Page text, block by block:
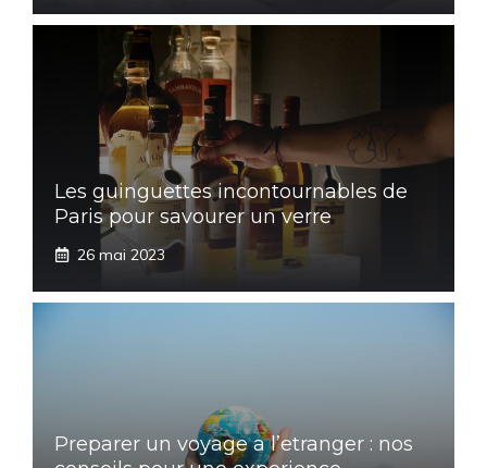
Les guinguettes incontournables de
Paris pour savourer un verre
26 mai 2023
Preparer un voyage a l’etranger : nos